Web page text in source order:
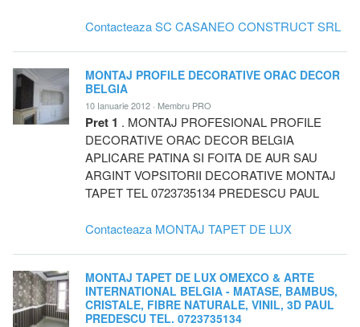
Contacteaza SC CASANEO CONSTRUCT SRL
MONTAJ PROFILE DECORATIVE ORAC DECOR
BELGIA
10 Ianuarie 2012 · Membru PRO
Pret 1 . MONTAJ PROFESIONAL PROFILE
DECORATIVE ORAC DECOR BELGIA
APLICARE PATINA SI FOITA DE AUR SAU
ARGINT VOPSITORII DECORATIVE MONTAJ
TAPET TEL 0723735134 PREDESCU PAUL
Contacteaza MONTAJ TAPET DE LUX
MONTAJ TAPET DE LUX OMEXCO & ARTE
INTERNATIONAL BELGIA - MATASE, BAMBUS,
CRISTALE, FIBRE NATURALE, VINIL, 3D PAUL
PREDESCU TEL. 0723735134